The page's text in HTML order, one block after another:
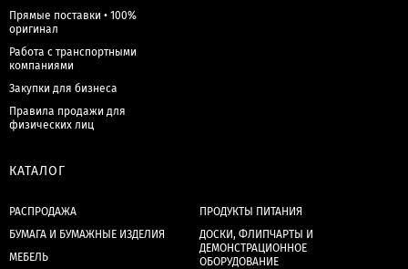
Прямые поставки • 100%
оригинал
Работа с транспортными
компаниями
Закупки для бизнеса
Правила продажи для
физических лиц
КАТАЛОГ
РАСПРОДАЖА
БУМАГА И БУМАЖНЫЕ ИЗДЕЛИЯ
МЕБЕЛЬ
ПРОДУКТЫ ПИТАНИЯ
ДОСКИ, ФЛИПЧАРТЫ И
ДЕМОНСТРАЦИОННОЕ
ОБОРУДОВАНИЕ